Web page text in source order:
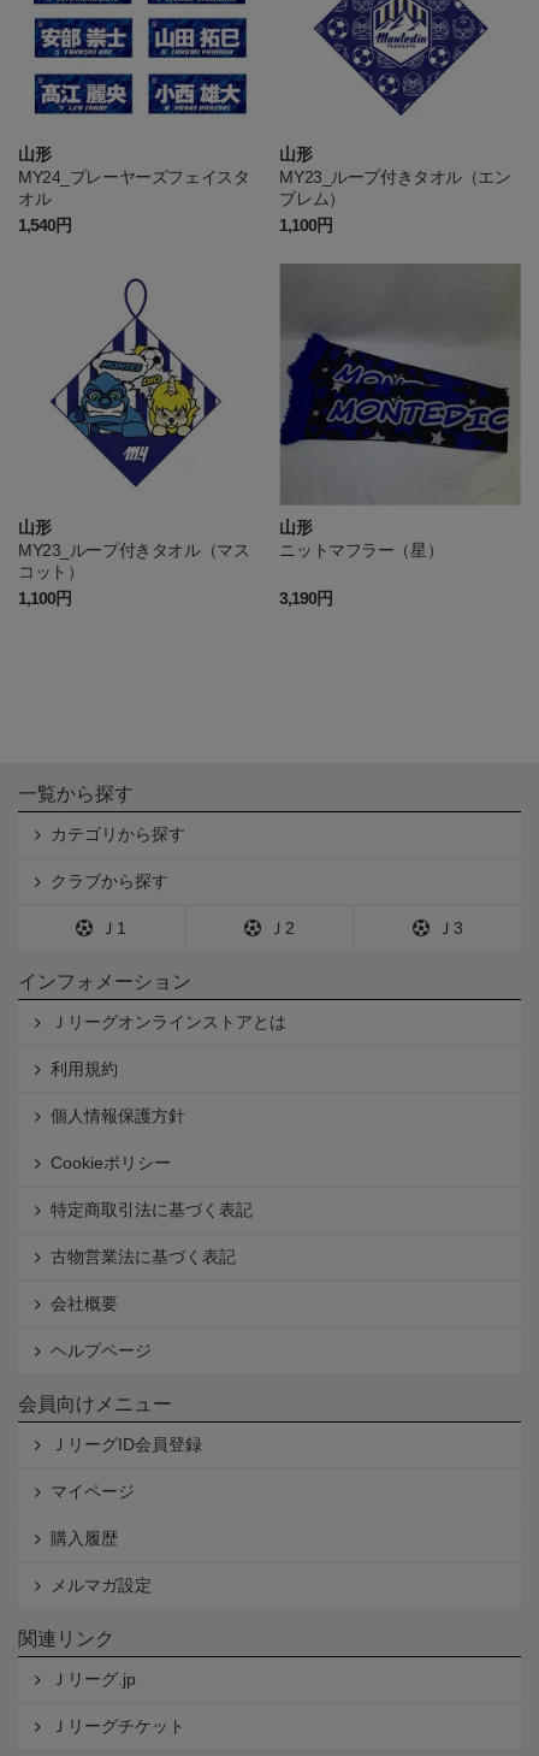
山形
MY24_プレーヤーズフェイスタ
オル
1,540円
山形
MY23_ループ付きタオル（エン
ブレム）
1,100円
山形
MY23_ループ付きタオル（マス
コット）
1,100円
山形
ニットマフラー（星）
3,190円
一覧から探す
カテゴリから探す
クラブから探す
Ｊ1 Ｊ2 Ｊ3
インフォメーション
Ｊリーグオンラインストアとは
利用規約
個人情報保護方針
Cookieポリシー
特定商取引法に基づく表記
古物営業法に基づく表記
会社概要
ヘルプページ
会員向けメニュー
ＪリーグID会員登録
マイページ
購入履歴
メルマガ設定
関連リンク
Ｊリーグ.jp
Ｊリーグチケット